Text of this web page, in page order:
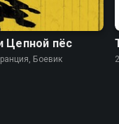
Цепной пёс
Боевик